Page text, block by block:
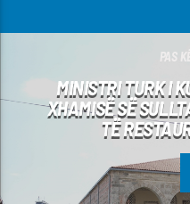
PAS
MINISTRI TURK I
XHAMISË SË
TË